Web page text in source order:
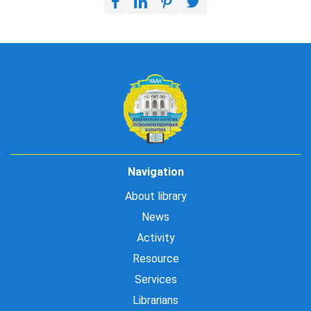
Navigation
About library
News
Activity
Resource
Services
Librarians